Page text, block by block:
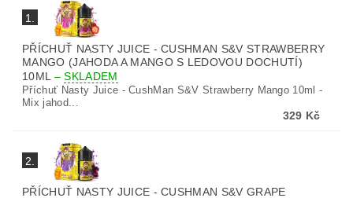
1.
PŘÍCHUŤ NASTY JUICE - CUSHMAN S&V STRAWBERRY
MANGO (JAHODA A MANGO S LEDOVOU DOCHUTÍ)
10ML –SKLADEM
Příchuť Nasty Juice - CushMan S&V Strawberry Mango 10ml -
Mix jahod...
329 Kč
2.
PŘÍCHUŤ NASTY JUICE - CUSHMAN S&V GRAPE